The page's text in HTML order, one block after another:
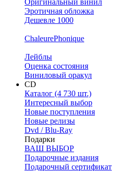
Оригинальный винил
Эротичная обложка
Дешевле 1000
ChaleurePhonique
Лейблы
Оценка состояния
Виниловый оракул
CD
Каталог (4 730 шт.)
Интересный выбор
Новые поступления
Новые релизы
Dvd / Blu-Ray
Подарки
ВАШ ВЫБОР
Подарочные издания
Подарочный сертификат